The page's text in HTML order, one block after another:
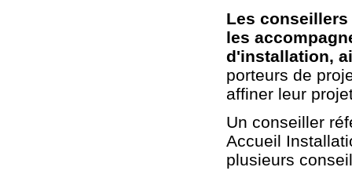
Les
les
d'installation,
porteurs de
affiner leur
Un conseiller
Accueil
plusieurs